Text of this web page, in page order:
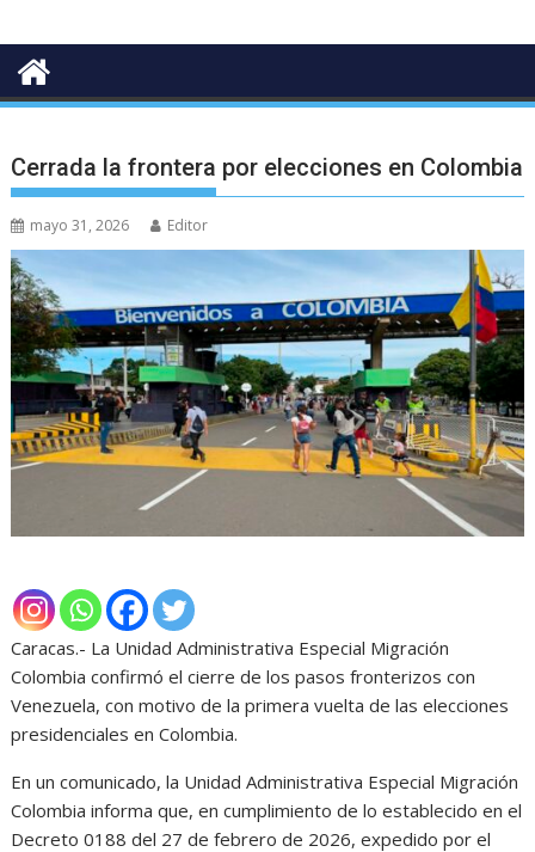
Cerrada la frontera por elecciones en Colombia
mayo 31, 2026 Editor
Caracas.- La Unidad Administrativa Especial Migración
Colombia confirmó el cierre de los pasos fronterizos con
Venezuela, con motivo de la primera vuelta de las elecciones
presidenciales en Colombia.
En un comunicado, la Unidad Administrativa Especial Migración
Colombia informa que, en cumplimiento de lo establecido en el
Decreto 0188 del 27 de febrero de 2026, expedido por el